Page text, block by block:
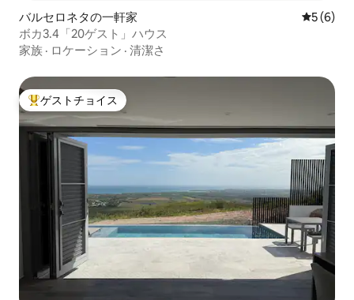
バルセロネタの一軒家 レビュー
5 (6)
ボカ3.4「20ゲスト」ハウス
家族 · ロケーション · 清潔さ
大好評のゲストチョイスです。
ゲストチョイス